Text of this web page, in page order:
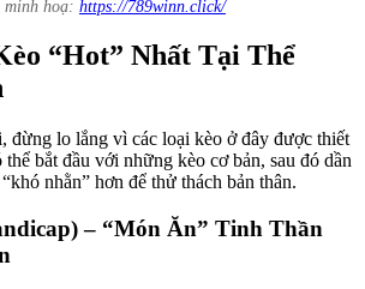
minh hoạ: https://789winn.click/
“Hot” Nhất Tại Thể
đừng lo lắng vì các loại kèo ở đây được thiết
bắt đầu với những kèo cơ bản, sau đó dần
nhằn” hơn để thử thách bản thân.
– “Món Ăn” Tinh Thần